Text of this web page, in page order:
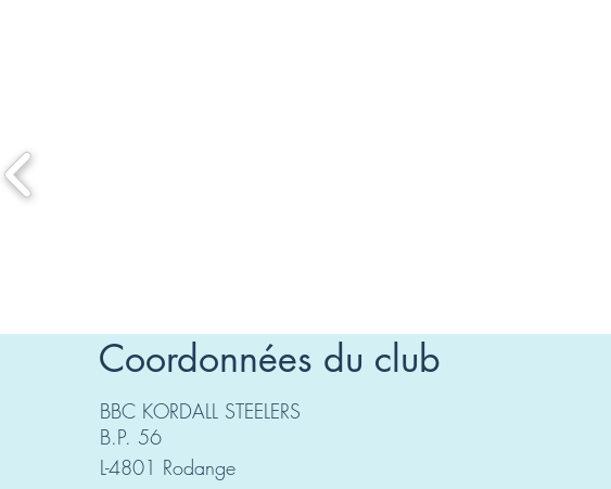
Coordonnées du club
BBC KORDALL STEELERS
B.P. 56
L-4801 Rodange